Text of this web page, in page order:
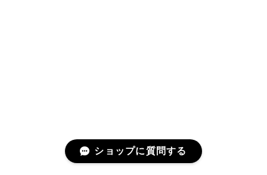
ショップに質問する